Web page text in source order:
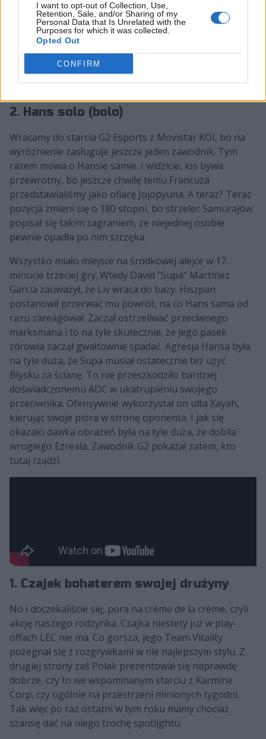
I want to opt-out of Collection, Use,
Retention, Sale, and/or Sharing of my
Personal Data that Is Unrelated with the
Purposes for which it was collected.
Opted Out
CONFIRM
2. Hans solo (bolo)
Wracamy do starcia G2 Esports z Movistar KOI, bo na
wyróżnienie zasługuje jeszcze jeden zawodnik. Tym
razem mowa o Hansie samie. I widzicie, los bywa
przewrotny, bo jeszcze chwilę temu Francuza
przedstawialiśmy jako ofiarę Jojopyuna. A teraz? Teraz
pozycja zmieni się o 180 stopni, bo strzelec Samurajów
popisał się takim zagraniem, że niejednej osobie
pewnie opadła po nim szczęka.
Wszystko miało miejsce na środkowej alejce w 17.
minucie trzeciej gry. Wtedy David "Supa" Martínez
García zauważył, że Liv wraca do bazy. Hiszpan
postanowił przerwać mu powrót, na co Hans sama od
razu zareagował. Zaczął ostrzeliwać przeciwnego
marksmana i to na tyle skutecznie, że jego pasek
zdrowia zaczął gwałtownie spadać. Agresja Hansa była
na tyle duża, że Supa musiał ostatecznie też użyć
Błysku za ścianę. To nie przeszkodziło bardziej
doświadczonemu ADC w ukatrupieniu swojego
przeciwnika. Ofensywnie wykorzystał on ulta Xayah,
kierując swoje pióra w stronę oponenta. I jak się
okazało dawka obrażeń była na tyle duża, że dobiła
wrogiego Ezreala. Zawodnik G2 pokazał zatem, kto
tutaj rządzi.
1. Czajek bohaterem swojej drużyny
No i doczekaliście się, pora na crème de la crème, czyli
akcję naszego rodzynka. Czajka niestety już w play-
offach LEC nie ma. Co gorsza, jego Team Vitality
pożegnał się z rozgrywkami w nie najlepszym stylu. Z
drugiej strony zaś Polak prezentował się naprawdę
dobrze, czy to we wspominanym starciu z Karmine
Corp, czy ogólnie na przestrzeni minionych tygodni.
Tak więc po raz ostatni w tym roku mamy chociaż
szansę dać na niego trochę spotlightu.